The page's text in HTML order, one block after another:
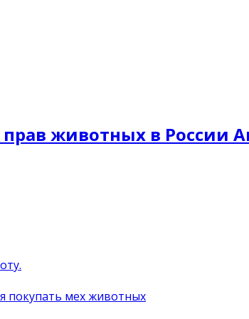
животных в России
покупать мех животных